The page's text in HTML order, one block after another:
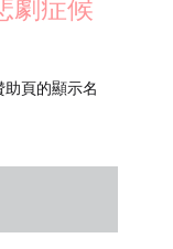
劇症候
助頁的顯示名